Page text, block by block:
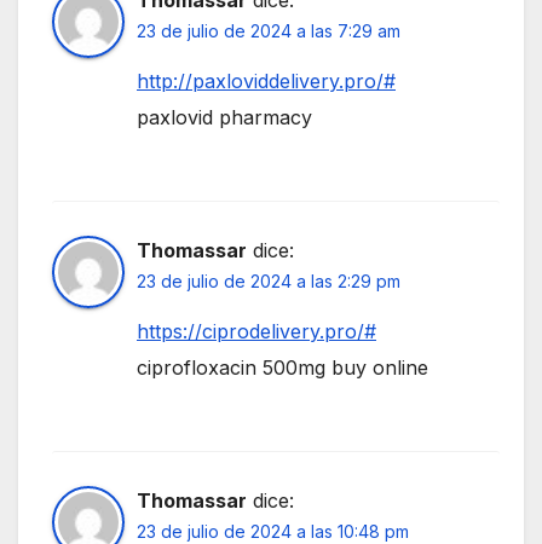
23 de julio de 2024 a las 7:29 am
http://paxloviddelivery.pro/#
paxlovid pharmacy
Thomassar dice:
23 de julio de 2024 a las 2:29 pm
https://ciprodelivery.pro/#
ciprofloxacin 500mg buy online
Thomassar dice:
23 de julio de 2024 a las 10:48 pm